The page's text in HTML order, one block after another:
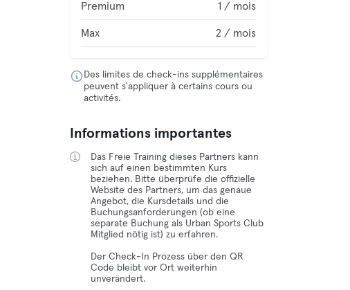
Premium 1 / mois
Max 2 / mois
Des limites de check-ins supplémentaires
peuvent s'appliquer à certains cours ou
activités.
Informations importantes
Das Freie Training dieses Partners kann
sich auf einen bestimmten Kurs
beziehen. Bitte überprüfe die offizielle
Website des Partners, um das genaue
Angebot, die Kursdetails und die
Buchungsanforderungen (ob eine
separate Buchung als Urban Sports Club
Mitglied nötig ist) zu erfahren.
Der Check-In Prozess über den QR
Code bleibt vor Ort weiterhin
unverändert.